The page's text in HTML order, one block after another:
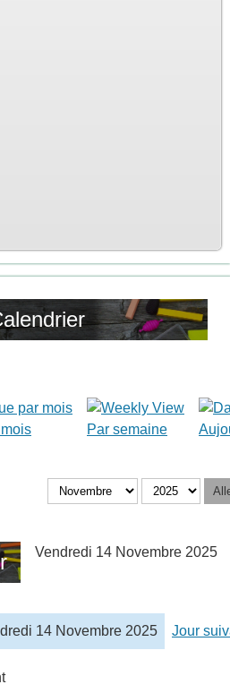
Par semaine
Vendredi 14 Novembre 2025
14 Novembre 2025 Jour